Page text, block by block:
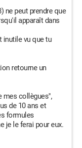
ne peut prendre que
apparaît dans
inutile vu que tu
retourne un
mes collègues",
de 10 ans et
formules
je le ferai pour eux.